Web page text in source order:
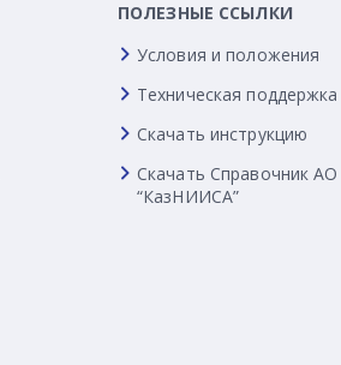
ПОЛЕЗНЫЕ ССЫЛКИ
Условия и положения
Техническая поддержка
Скачать инструкцию
Скачать Справочник АО
“КазНИИСА”